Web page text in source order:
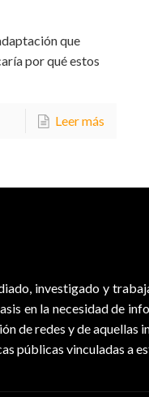
que
por qué estos
Leer más
investigado y
en la necesidad de
de redes y de
públicas vinculadas a